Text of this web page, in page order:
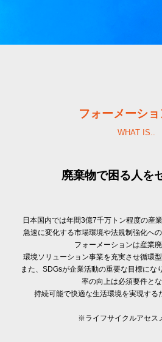
フォーメーシ
WHAT IS..
廃棄物で困る人を
日本国内では年間3億7千万トン程度の産
急速に変化する市場環境や法規制強化へ
フォーメーションは産業廃
環境ソリューション事業を充実させ循環
また、SDGsが企業活動の重要な目標に
率の向上は必須要件とな
持続可能で快適な生活環境を実現する
※ライフサイクルアセス